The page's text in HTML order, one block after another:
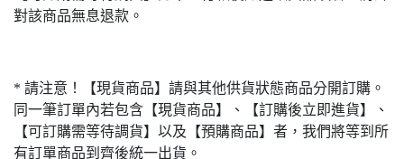
對該商品無息退款。
* 請注意！【現貨商品】請與其他供貨狀態商品分開訂購。
同一筆訂單內若包含【現貨商品】、【訂購後立即進貨】、
【可訂購需等待調貨】以及【預購商品】者，我們將等到所
有訂單商品到齊後統一出貨。